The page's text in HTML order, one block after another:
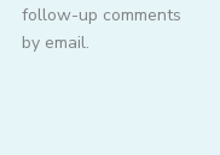
follow-up comments
by email.